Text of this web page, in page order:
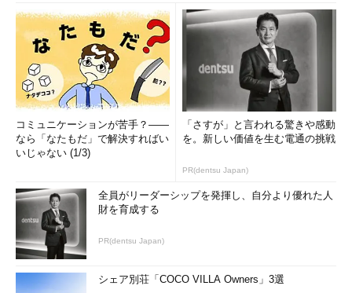
コミュニケーションが苦手？――
なら「なたもだ」で解決すればい
いじゃない (1/3)
「さすが」と言われる驚きや感動
を。新しい価値を生む電通の挑戦
PR(dentsu Japan)
全員がリーダーシップを発揮し、自分より優れた人
財を育成する
PR(dentsu Japan)
シェア別荘「COCO VILLA Owners」3選